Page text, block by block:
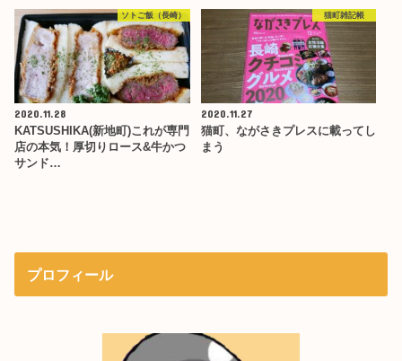
ソトご飯（長崎）
2020.11.28
KATSUSHIKA(新地町)これが専門
店の本気！厚切りロース&牛かつ
サンド…
猫町雑記帳
2020.11.27
猫町、ながさきプレスに載ってし
まう
プロフィール